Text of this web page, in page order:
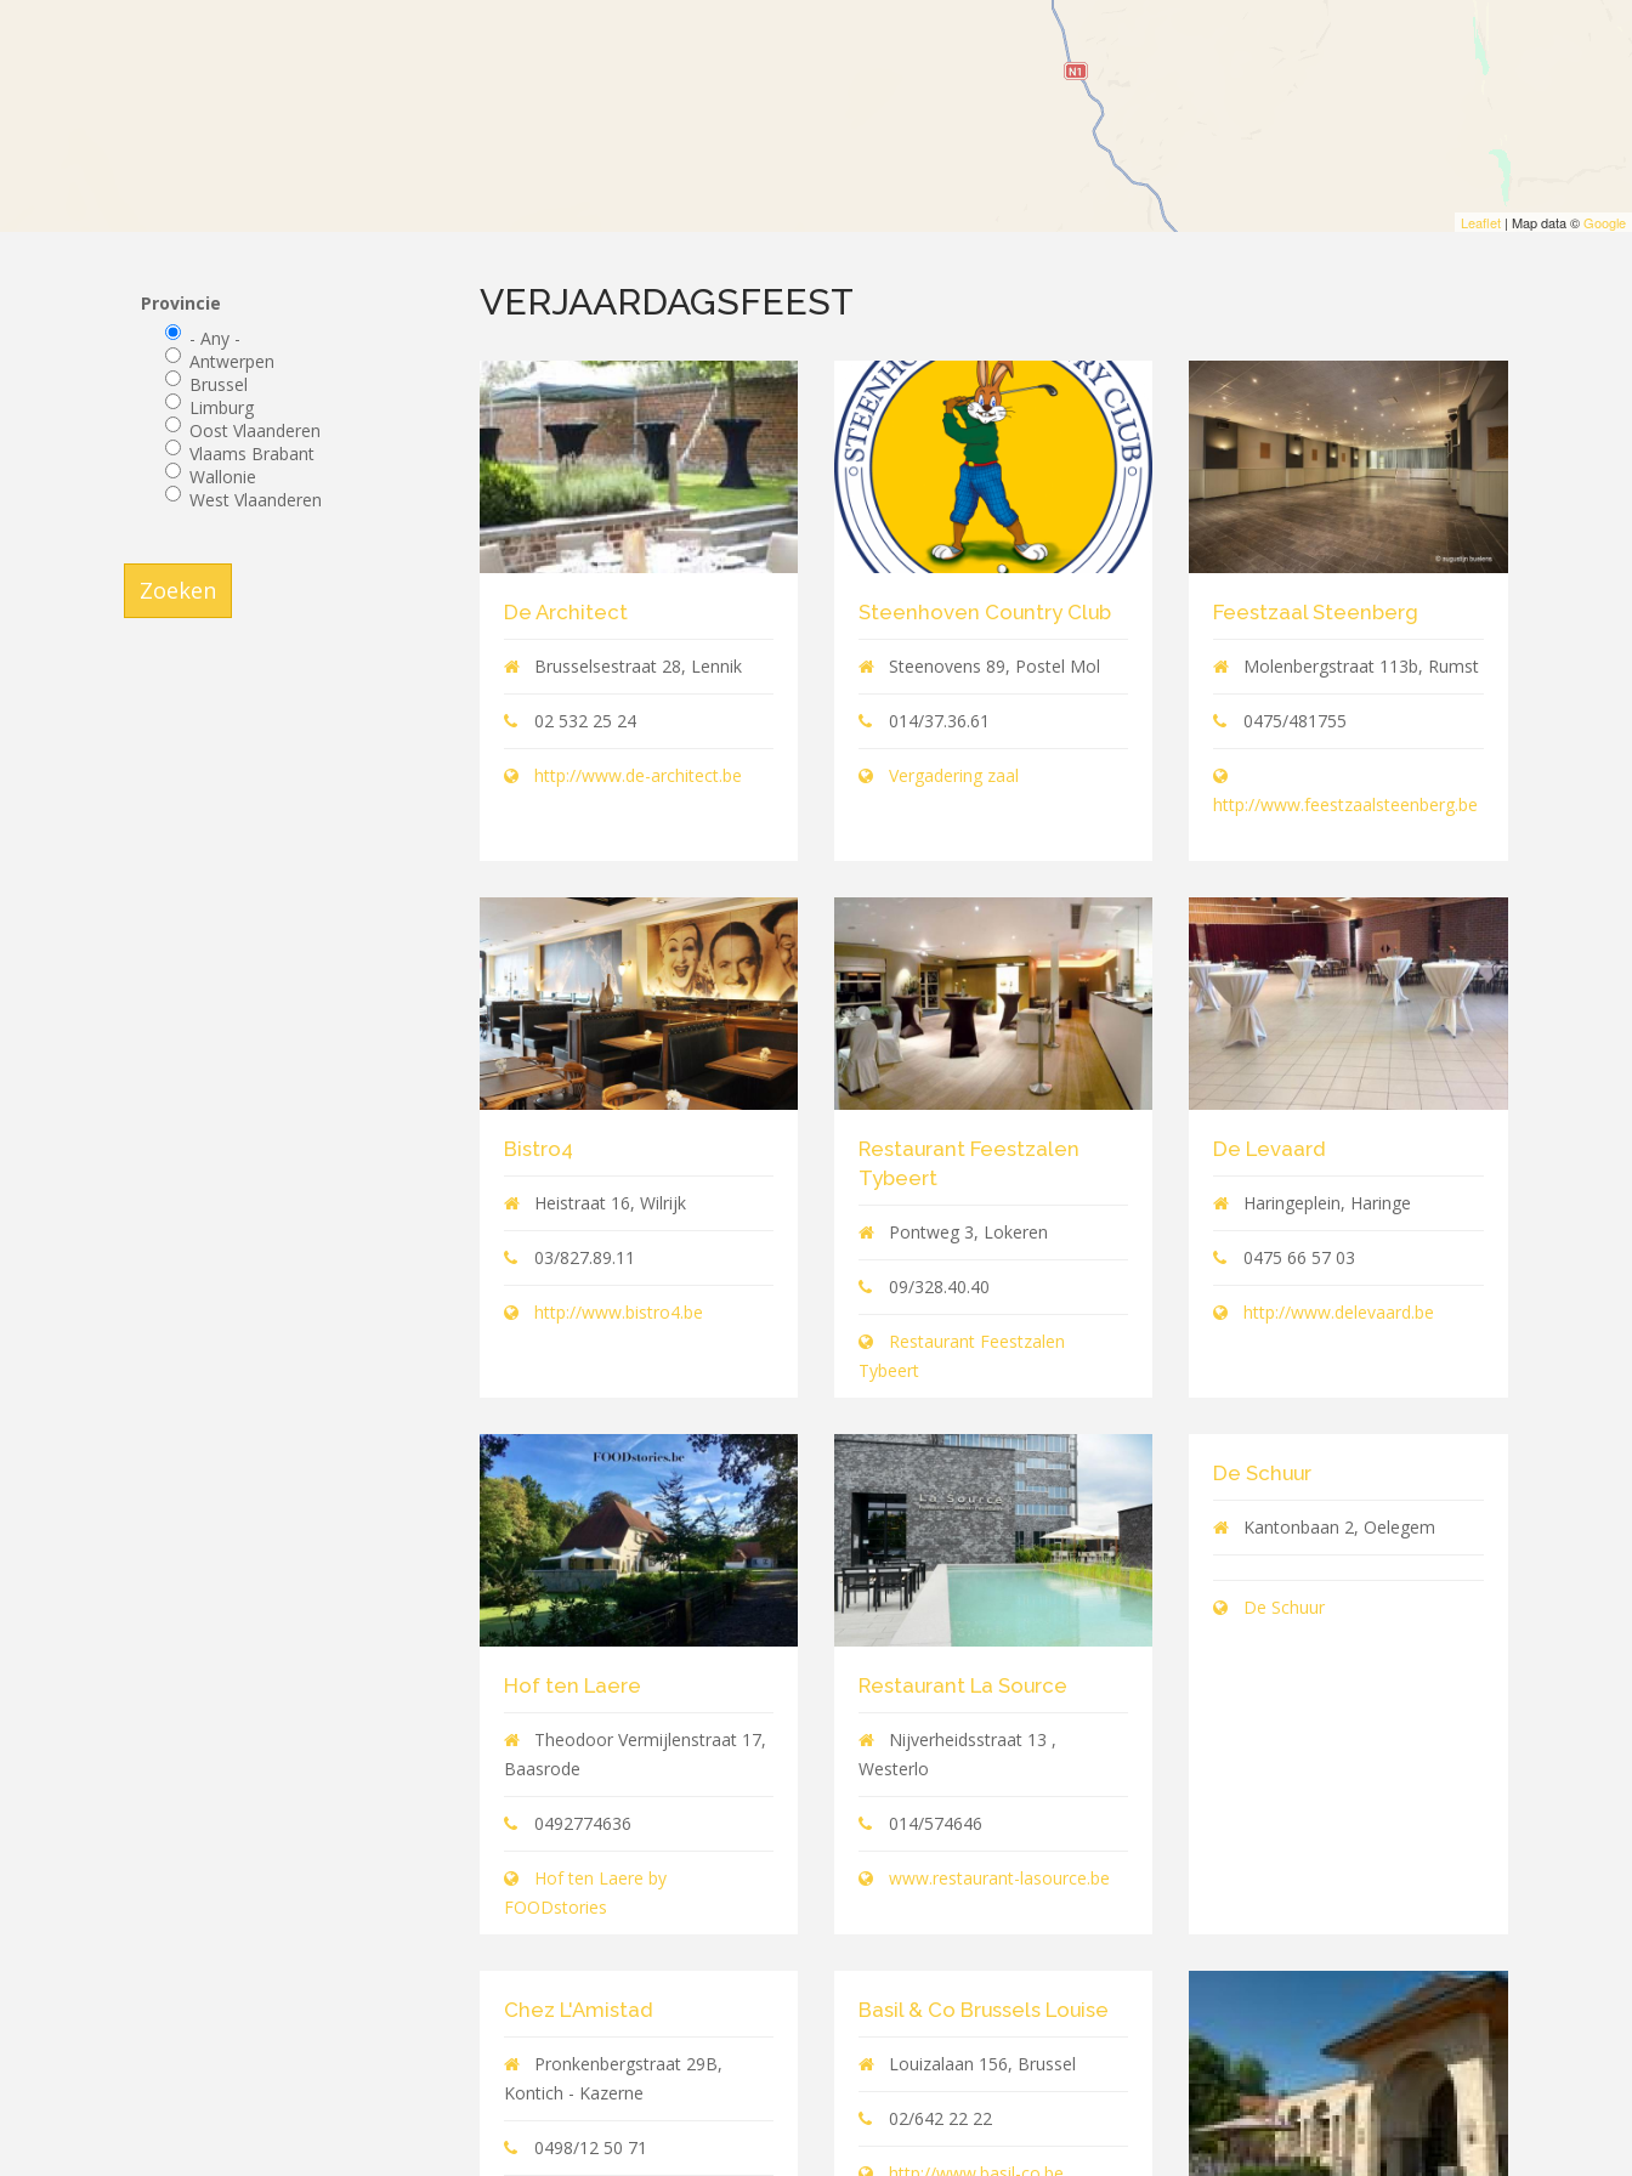
Leaflet | Map data ©Google
Provincie
- Any -
Antwerpen
Brussel
Limburg
Oost Vlaanderen
Vlaams Brabant
Wallonie
West Vlaanderen
Zoeken
VERJAARDAGSFEEST
De Architect
Brusselsestraat 28, Lennik
02 532 25 24
http://www.de-architect.be
Steenhoven Country Club
Steenovens 89, Postel Mol
014/37.36.61
Vergadering zaal
Feestzaal Steenberg
Molenbergstraat 113b, Rumst
0475/481755
http://www.feestzaalsteenberg.be
Bistro4
Heistraat 16, Wilrijk
03/827.89.11
http://www.bistro4.be
Restaurant Feestzalen
Tybeert
Pontweg 3, Lokeren
09/328.40.40
Restaurant Feestzalen
Tybeert
De Levaard
Haringeplein, Haringe
0475 66 57 03
http://www.delevaard.be
Hof ten Laere
Theodoor Vermijlenstraat 17,
Baasrode
0492774636
Hof ten Laere by
FOODstories
Restaurant La Source
Nijverheidsstraat 13 ,
Westerlo
014/574646
www.restaurant-lasource.be
De Schuur
Kantonbaan 2, Oelegem
De Schuur
Chez L'Amistad
Pronkenbergstraat 29B,
Kontich - Kazerne
0498/12 50 71
Basil & Co Brussels Louise
Louizalaan 156, Brussel
02/642 22 22